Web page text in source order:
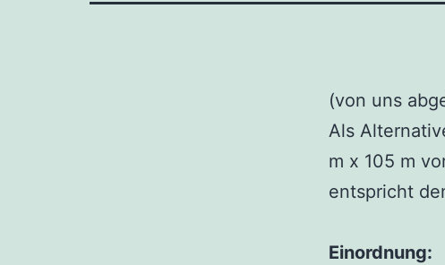
(von uns
Als
m x 105 m
entspricht
Einordnung: